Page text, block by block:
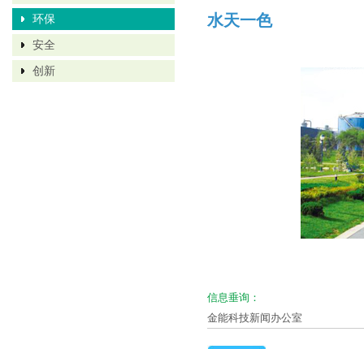
环保
安全
创新
水天一色
信息垂询：
金能科技新闻办公室